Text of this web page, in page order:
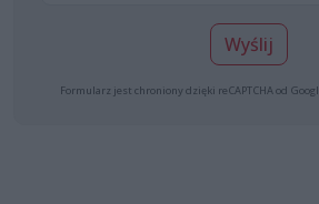
Wyślij
Formularz jest chroniony dzięki reCAPTCHA od